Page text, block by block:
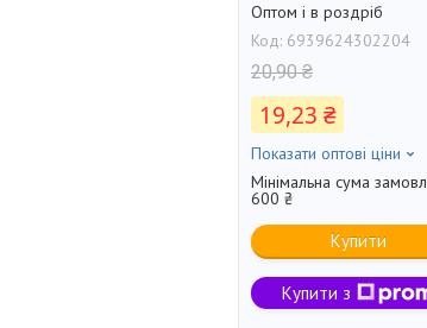
Оптом і в роздріб
Код: 6939624302204
20,90 ₴
19,23 ₴
Показати оптові ціни
Мінімальна сума
600 ₴
Купити
Купити з